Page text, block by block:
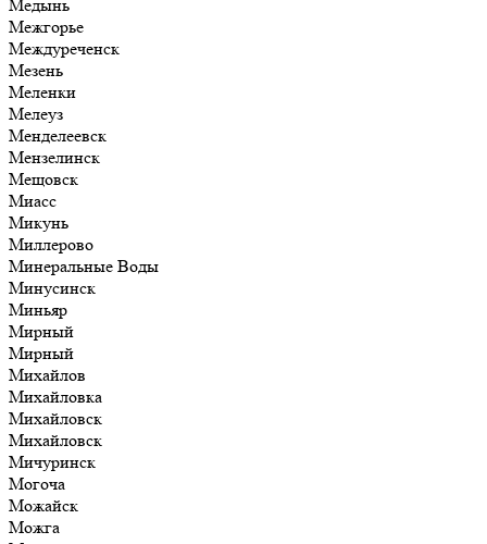
Медынь
Межгорье
Междуреченск
Мезень
Меленки
Мелеуз
Менделеевск
Мензелинск
Мещовск
Миасс
Микунь
Миллерово
Минеральные Воды
Минусинск
Миньяр
Мирный
Мирный
Михайлов
Михайловка
Михайловск
Михайловск
Мичуринск
Могоча
Можайск
Можга